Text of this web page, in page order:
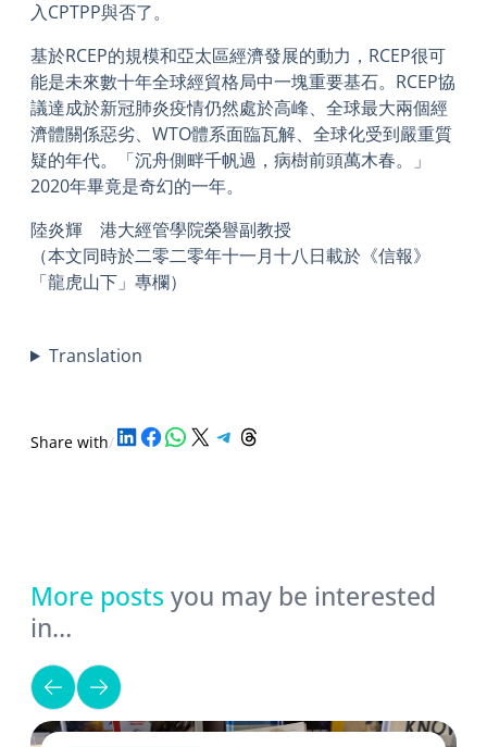
入CPTPP與否了。
基於RCEP的規模和亞太區經濟發展的動力，RCEP很可
能是未來數十年全球經貿格局中一塊重要基石。RCEP協
議達成於新冠肺炎疫情仍然處於高峰、全球最大兩個經
濟體關係惡劣、WTO體系面臨瓦解、全球化受到嚴重質
疑的年代。「沉舟側畔千帆過，病樹前頭萬木春。」
2020年畢竟是奇幻的一年。
陸炎輝 港大經管學院榮譽副教授
（本文同時於二零二零年十一月十八日載於《信報》
「龍虎山下」專欄）​
Translation
Share with/Share on LinkedIn Share on Facebook Share on WhatsApp Share on X Share on Telegram Share on Threads
More posts you may be interested
in…